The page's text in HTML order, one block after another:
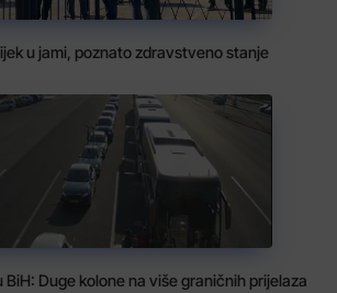
u jami, poznato zdravstveno stanje
Duge kolone na više graničnih prijelaza